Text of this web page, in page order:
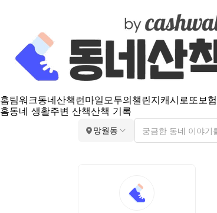
홈팀워크동네산책 런마일모두의챌린지캐시로또보험
홈동네 생활주변 산책산책 기록
망월동